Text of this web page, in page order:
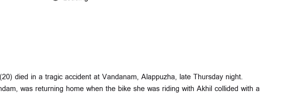
died in a tragic accident at Vandanam, Alappuzha, late Thursday night.
was returning home when the bike she was riding with Akhil collided with a